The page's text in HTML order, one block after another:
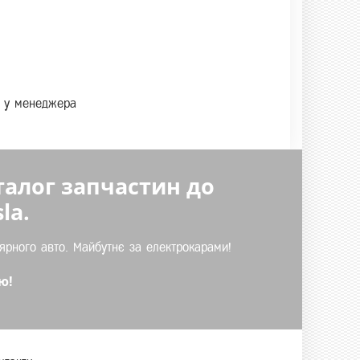
у менеджера
запчастин до
авто. Майбутнє за електрокарами!